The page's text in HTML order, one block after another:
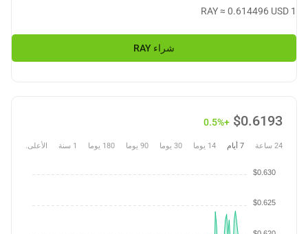
1
RAY≈ 0.614496 USD
شراء RAY
$0.6193
+0.5%
24 ساعة 7 أيام 14 يوما 30 يوما 90 يوما 180 يوما 1 سنة الأعلى.
$0.625
$0.630